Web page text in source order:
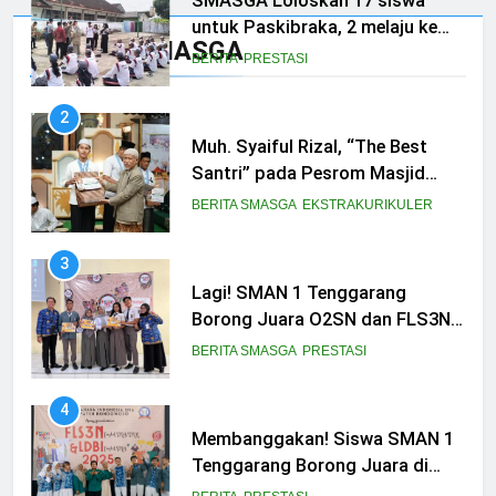
Prestasi SMASGA
untuk Paskibraka, 2 melaju ke
Tingkat Provinsi
BERITA PRESTASI
2
Muh. Syaiful Rizal, “The Best
Santri” pada Pesrom Masjid
Agung At-Taqwa Angkatan 45
BERITA SMASGA EKSTRAKURIKULER
3
Lagi! SMAN 1 Tenggarang
Borong Juara O2SN dan FLS3N
Seni 2025
BERITA SMASGA PRESTASI
4
Membanggakan! Siswa SMAN 1
Tenggarang Borong Juara di